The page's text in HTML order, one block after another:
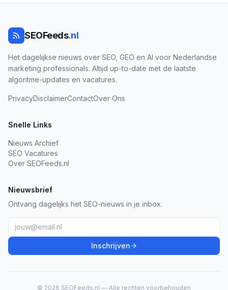
SEOFeeds.nl
Het dagelijkse nieuws over SEO, GEO en AI voor Nederlandse
marketing professionals. Altijd up-to-date met de laatste
algoritme-updates en vacatures.
PrivacyDisclaimerContactOver Ons
Snelle Links
Nieuws Archief
SEO Vacatures
Over SEOFeeds.nl
Nieuwsbrief
Ontvang dagelijks het SEO-nieuws in je inbox.
Inschrijven
© 2026 SEOFeeds.nl — Alle rechten voorbehouden